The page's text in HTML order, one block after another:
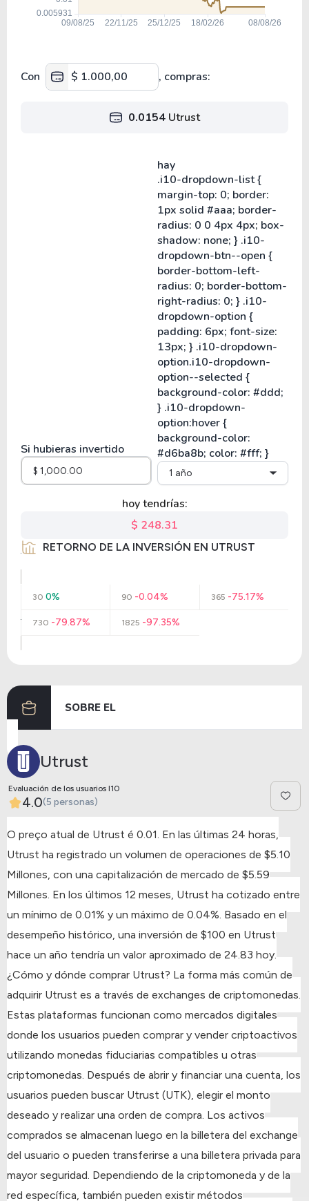
Con , compras:
0.0154 Utrust
Si hubieras invertido
hay
1 año
hoy tendrías:
$ 248.31
RETORNO DE LA INVERSIÓN EN UTRUST
30 0% 90 -0.04% 365 -75.17%
730 -79.87% 1825 -97.35%
SOBRE EL
Utrust
Evaluación de los usuarios I10
4.0(5 personas)
O preço atual de Utrust é 0.01. En las últimas 24 horas,
Utrust ha registrado un volumen de operaciones de $5.10
Millones, con una capitalización de mercado de $5.59
Millones. En los últimos 12 meses, Utrust ha cotizado entre
un mínimo de 0.01% y un máximo de 0.04%. Basado en el
desempeño histórico, una inversión de $100 en Utrust
hace un año tendría un valor aproximado de 24.83 hoy.
¿Cómo y dónde comprar Utrust? La forma más común de
adquirir Utrust es a través de exchanges de criptomonedas.
Estas plataformas funcionan como mercados digitales
donde los usuarios pueden comprar y vender criptoactivos
utilizando monedas fiduciarias compatibles u otras
criptomonedas. Después de abrir y financiar una cuenta, los
usuarios pueden buscar Utrust (UTK), elegir el monto
deseado y realizar una orden de compra. Los activos
comprados se almacenan luego en la billetera del exchange
del usuario o pueden transferirse a una billetera privada para
mayor seguridad. Dependiendo de la criptomoneda y de la
red específica, también pueden existir métodos